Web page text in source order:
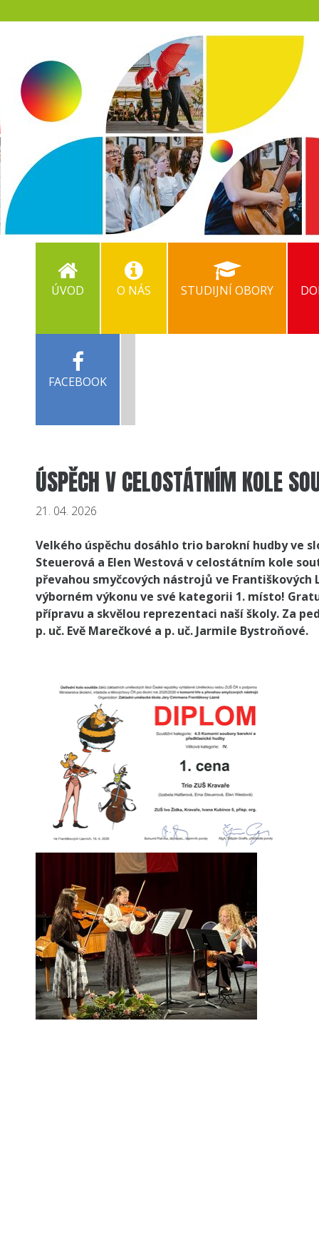
ÚVOD O NÁS STUDIJNÍ OBORY
FACEBOOK
ÚSPĚCH V CELOSTÁTNÍM KOLE
21. 04. 2026
Velkého úspěchu dosáhlo trio barokní hudby ve
Steuerová a Elen Westová v celostátním kole
převahou smyčcových nástrojů ve Františkových
výborném výkonu ve své kategorii 1. místo!
přípravu a skvělou reprezentaci naší školy. Za
p. uč. Evě Marečkové a p. uč. Jarmile Bystroňové.